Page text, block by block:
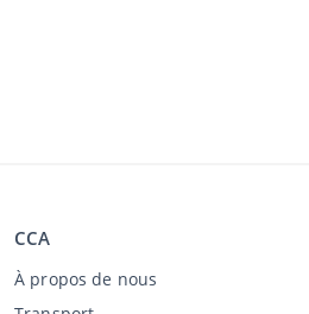
CCA
À propos de nous